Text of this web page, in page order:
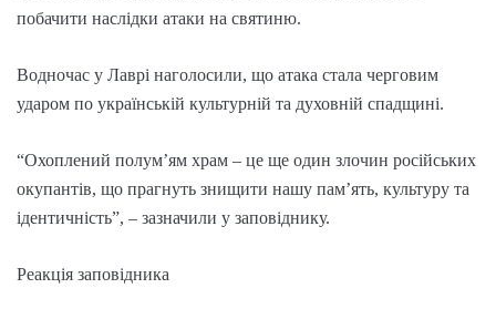
побачити наслідки атаки на святиню.
Водночас у Лаврі наголосили, що атака стала черговим
ударом по українській культурній та духовній спадщині.
“Охоплений полум’ям храм – це ще один злочин російських
окупантів, що прагнуть знищити нашу пам’ять, культуру та
ідентичність”, – зазначили у заповіднику.
Реакція заповідника